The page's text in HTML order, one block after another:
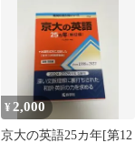
¥ 2,000
京大の英語25カ年[第12